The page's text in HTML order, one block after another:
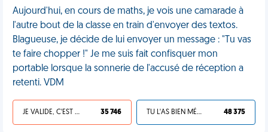
Aujourd'hui, en cours de maths, je vois une camarade à
l'autre bout de la classe en train d'envoyer des textos.
Blagueuse, je décide de lui envoyer un message : "Tu vas
te faire chopper !" Je me suis fait confisquer mon
portable lorsque la sonnerie de l'accusé de réception a
retenti. VDM
JE VALIDE, C'EST UNE VDM 35 746 TU L'AS BIEN MÉRITÉ 48 375